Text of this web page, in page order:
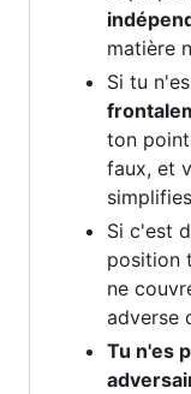
matière
Si tu
ton point
faux, et
Si c'est
position
ne
adverse
Tu n'es